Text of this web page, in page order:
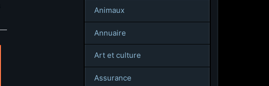
Animaux
Annuaire
Art et culture
Assurance